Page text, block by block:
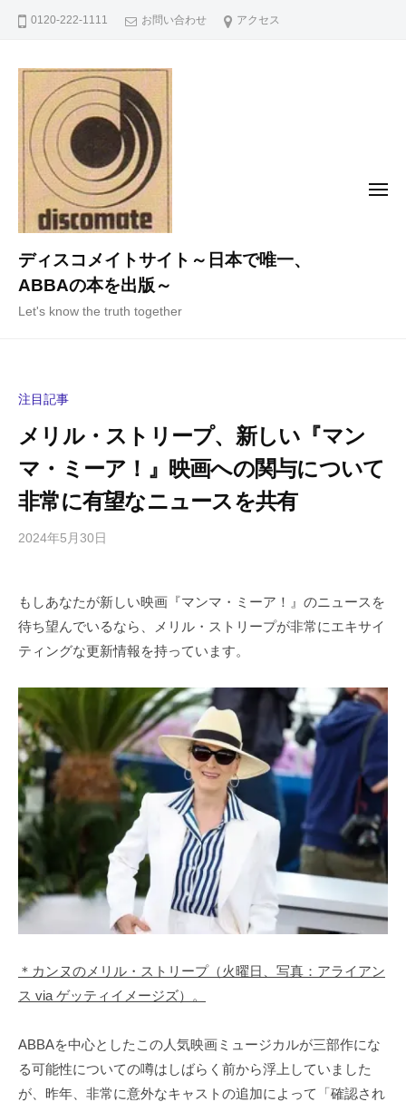
0120-222-1111 お問い合わせ アクセス
ディスコメイトサイト～日本で唯一、
ABBAの本を出版～
Let's know the truth together
メ
注目記事
メリル・ストリープ、新しい『マン
マ・ミーア！』映画への関与について
非常に有望なニュースを共有
2024年5月30日
i
g
a
h
i
y
a
m
a
の
コ
メ
ト
もしあなたが新しい映画『マンマ・ミーア！』のニュースを
待ち望んでいるなら、メリル・ストリープが非常にエキサイ
ティングな更新情報を持っています。
＊カンヌのメリル・ストリープ（火曜日、写真：アライアン
ス via ゲッティイメージズ）。
ABBAを中心としたこの人気映画ミュージカルが三部作にな
る可能性についての噂はしばらく前から浮上していました
が、昨年、非常に意外なキャストの追加によって「確認され